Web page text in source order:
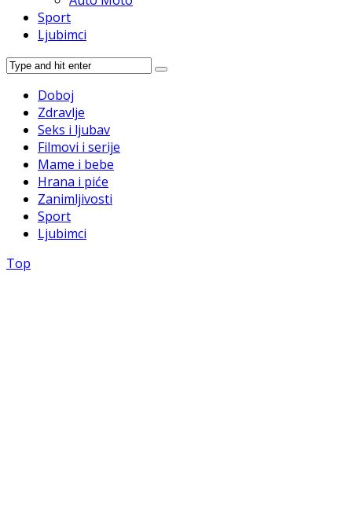
Sport
Ljubimci
Doboj
Zdravlje
Seks i ljubav
Filmovi i serije
Mame i bebe
Hrana i piće
Zanimljivosti
Sport
Ljubimci
Top